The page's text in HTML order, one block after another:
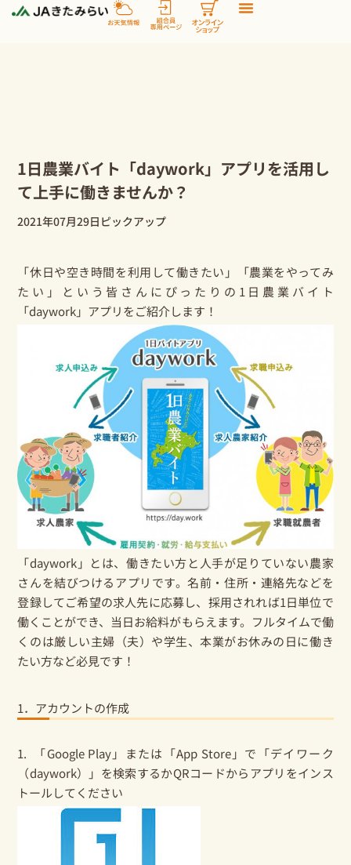
1日農業バイト「daywork」アプリを活用し
て上手に働きませんか？
2021年07月29日 ピックアップ
「休日や空き時間を利用して働きたい」「農業をやってみ
たい」という皆さんにぴったりの1日農業バイト
「daywork」アプリをご紹介します！
「daywork」とは、働きたい方と人手が足りていない農家
さんを結びつけるアプリです。名前・住所・連絡先などを
登録してご希望の求人先に応募し、採用されれば1日単位で
働くことができ、当日お給料がもらえます。フルタイムで働
くのは厳しい主婦（夫）や学生、本業がお休みの日に働き
たい方など必見です！
1．アカウントの作成
1. 「Google Play」または「App Store」で「デイワーク
（daywork）」を検索するかQRコードからアプリをインス
トールしてください